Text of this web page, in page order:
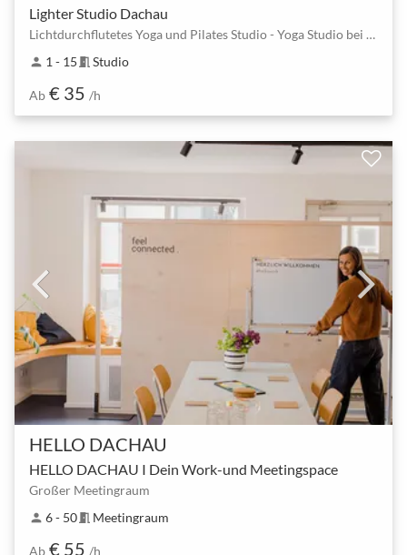
Lighter Studio Dachau
Lichtdurchflutetes Yoga und Pilates Studio - Yoga Studio bei München
person 1 - 15 meeting_room Studio
Ab € 35 /h
HELLO DACHAU
HELLO DACHAU I Dein Work-und Meetingspace
Großer Meetingraum
person 6 - 50meeting_room Meetingraum
Ab € 55 /h